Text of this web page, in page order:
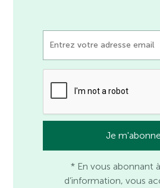
* En vous abonnant
d’information, vous